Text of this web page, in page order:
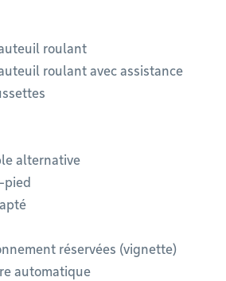
roulant
roulant avec assistance
alternative
pied
réservées (vignette)
automatique